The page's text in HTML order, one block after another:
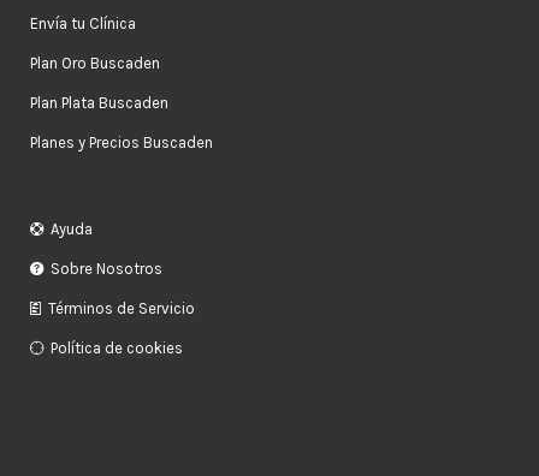
Envía tu Clínica
Plan Oro Buscaden
Plan Plata Buscaden
Planes y Precios Buscaden
Ayuda
Sobre Nosotros
Términos de Servicio
Política de cookies